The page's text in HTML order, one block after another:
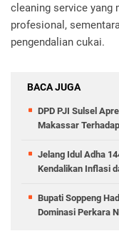
cleaning service yang
profesional,
pengendalian cukai.
BACA JUGA
DPD PJI Sulsel
Makassar
Jelang Idul Adha
Kendalikan Inflasi
Bupati Soppeng
Dominasi Perkara